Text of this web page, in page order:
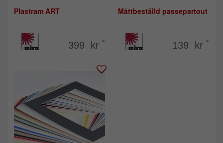
Plastram ART
399 kr *
Måttbeställd passepartout
139 kr *